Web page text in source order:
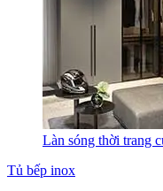
Làn sóng thời trang
Tủ bếp inox